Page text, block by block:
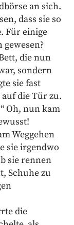
an sich.
dass sie so
Für einige
die nun
sondern
sie fast
die Tür zu.
Oh, nun kam
Weggehen
sie irgendwo
sie rennen
Schuhe zu
die